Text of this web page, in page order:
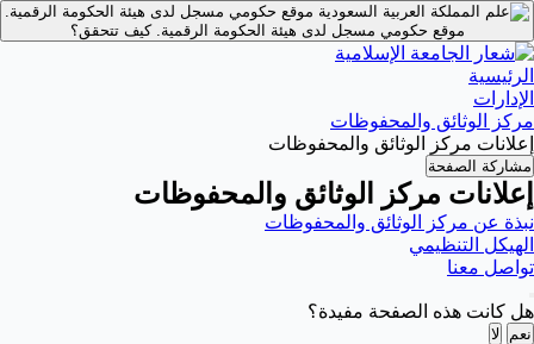
موقع حكومي مسجل لدى هيئة الحكومة الرقمية.
موقع حكومي مسجل لدى هيئة الحكومة الرقمية.كيف تتحقق؟
الرئيسية
الإدارات
مركز الوثائق والمحفوظات
إعلانات مركز الوثائق والمحفوظات
مشاركة الصفحة
إعلانات مركز الوثائق والمحفوظات
نبذة عن مركز الوثائق والمحفوظات
الهيكل التنظيمي
تواصل معنا
هل كانت هذه الصفحة مفيدة؟
نعم لا